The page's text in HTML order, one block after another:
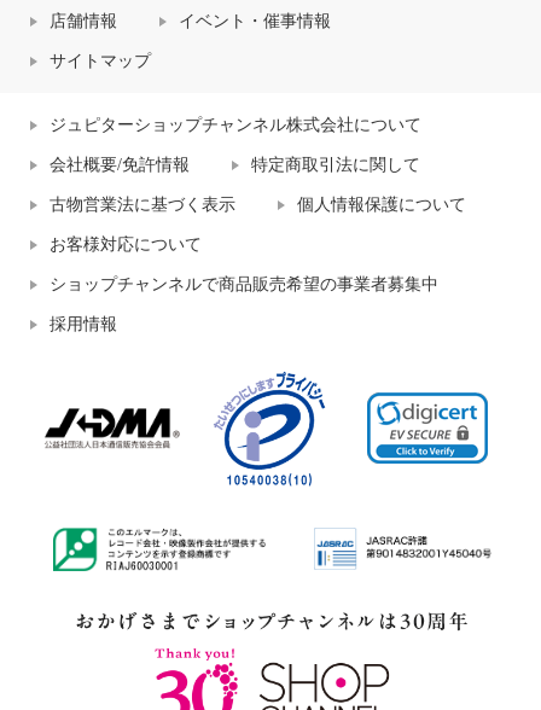
店舗情報 イベント・催事情報
サイトマップ
ジュピターショップチャンネル株式会社について
会社概要/免許情報 特定商取引法に関して
古物営業法に基づく表示 個人情報保護について
お客様対応について
ショップチャンネルで商品販売希望の事業者募集中
採用情報